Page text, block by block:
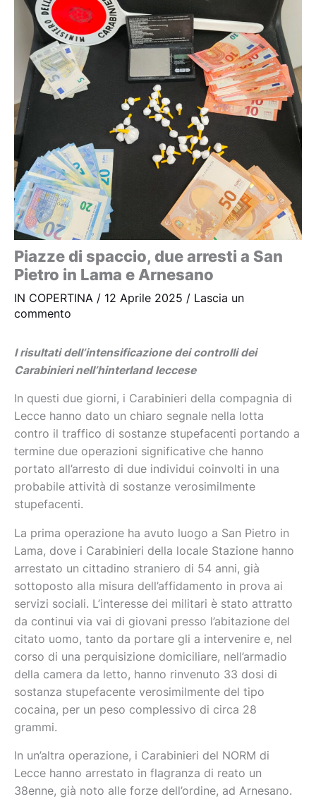
Piazze di spaccio, due arresti a San
Pietro in Lama e Arnesano
IN COPERTINA / 12 Aprile 2025 / Lascia un
commento
I risultati dell’intensificazione dei controlli dei
Carabinieri nell’hinterland leccese
In questi due giorni, i Carabinieri della compagnia di
Lecce hanno dato un chiaro segnale nella lotta
contro il traffico di sostanze stupefacenti portando a
termine due operazioni significative che hanno
portato all’arresto di due individui coinvolti in una
probabile attività di sostanze verosimilmente
stupefacenti.
La prima operazione ha avuto luogo a San Pietro in
Lama, dove i Carabinieri della locale Stazione hanno
arrestato un cittadino straniero di 54 anni, già
sottoposto alla misura dell’affidamento in prova ai
servizi sociali. L’interesse dei militari è stato attratto
da continui via vai di giovani presso l’abitazione del
citato uomo, tanto da portare gli a intervenire e, nel
corso di una perquisizione domiciliare, nell’armadio
della camera da letto, hanno rinvenuto 33 dosi di
sostanza stupefacente verosimilmente del tipo
cocaina, per un peso complessivo di circa 28
grammi.
In un’altra operazione, i Carabinieri del NORM di
Lecce hanno arrestato in flagranza di reato un
38enne, già noto alle forze dell’ordine, ad Arnesano.